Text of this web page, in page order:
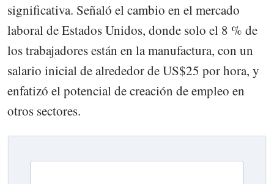
significativa. Señaló el cambio en el mercado
laboral de Estados Unidos, donde solo el 8 % de
los trabajadores están en la manufactura, con un
salario inicial de alrededor de US$25 por hora, y
enfatizó el potencial de creación de empleo en
otros sectores.